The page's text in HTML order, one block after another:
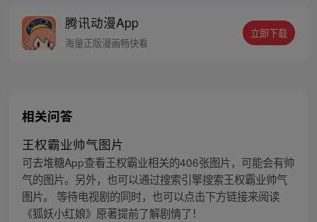
的和平，一护、露琪亚和伙伴们开始了漫漫
征程。
腾讯动漫App
海量正版漫画畅快看
立即下载
相关问答
王权霸业帅气图片
可去堆糖App查看王权霸业相关的406张图片，可能会有帅
气的图片。另外，也可以通过搜索引擎搜索王权霸业帅气
图片。 等待电视剧的同时，也可以点击下方链接来阅读
《狐妖小红娘》原著提前了解剧情了！